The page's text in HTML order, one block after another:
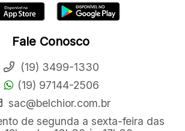
Fale Conosco
(19) 3499-1330
(19) 97144-2506
sac@belchior.com.br
de segunda a sexta-feira das